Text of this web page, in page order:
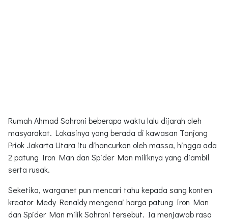
Rumah Ahmad Sahroni beberapa waktu lalu dijarah oleh
masyarakat. Lokasinya yang berada di kawasan Tanjong
Priok Jakarta Utara itu dihancurkan oleh massa, hingga ada
2 patung Iron Man dan Spider Man miliknya yang diambil
serta rusak.
Seketika, warganet pun mencari tahu kepada sang konten
kreator Medy Renaldy mengenai harga patung Iron Man
dan Spider Man milik Sahroni tersebut. Ia menjawab rasa